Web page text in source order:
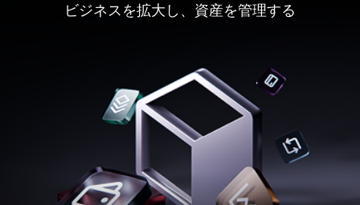
ビジネスを拡大し、資産を管理する